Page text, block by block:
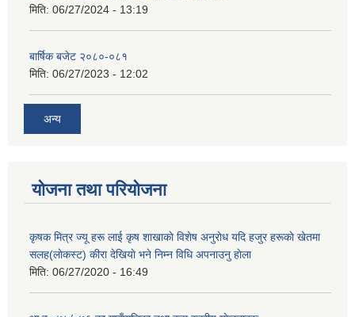
मिति: 06/27/2024 - 13:19
बार्षिक बजेट २०८०-०८१
मिति: 06/27/2023 - 12:02
अन्य
योजना तथा परियोजना
कृषक मित्र ज्यू हरू लाई कृष शाखाकाे विशेष अनुराेध यदि हजुर हरूकाे खेतमा
सलह(लाेकस्ट) कीरा देखियाे भने निम्न विधि अपनाउनु हाेला
मिति: 06/27/2020 - 16:49